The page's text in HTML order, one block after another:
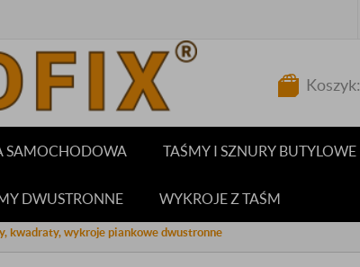
Koszyk:
SAMOCHODOWA TAŚMY I SZNURY BUTYLOWE
DWUSTRONNE WYKROJE Z TAŚM
kwadraty, wykroje piankowe dwustronne